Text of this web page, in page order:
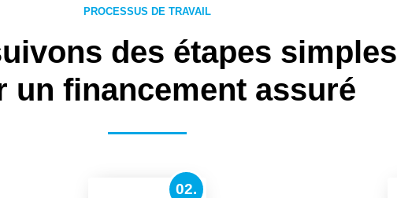
PROCESSUS DE TRAVAIL
des étapes simples
un financement assuré
02.